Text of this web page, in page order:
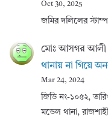
Oct 30, 2025
জমির দলিলের স্টাম্প
মোঃ আসগর আলী
থানায় না গিয়ে
Mar 24, 2024
জিডি নং-১০৫২,
মডেল থানা,